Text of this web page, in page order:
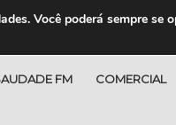
FM COMERCIAL
Você poderá sempre